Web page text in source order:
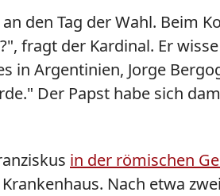
den Tag der Wahl. Beim
fragt der Kardinal. Er
in Argentinien, Jorge
Der Papst habe sich
in der römischen
Nach etwa